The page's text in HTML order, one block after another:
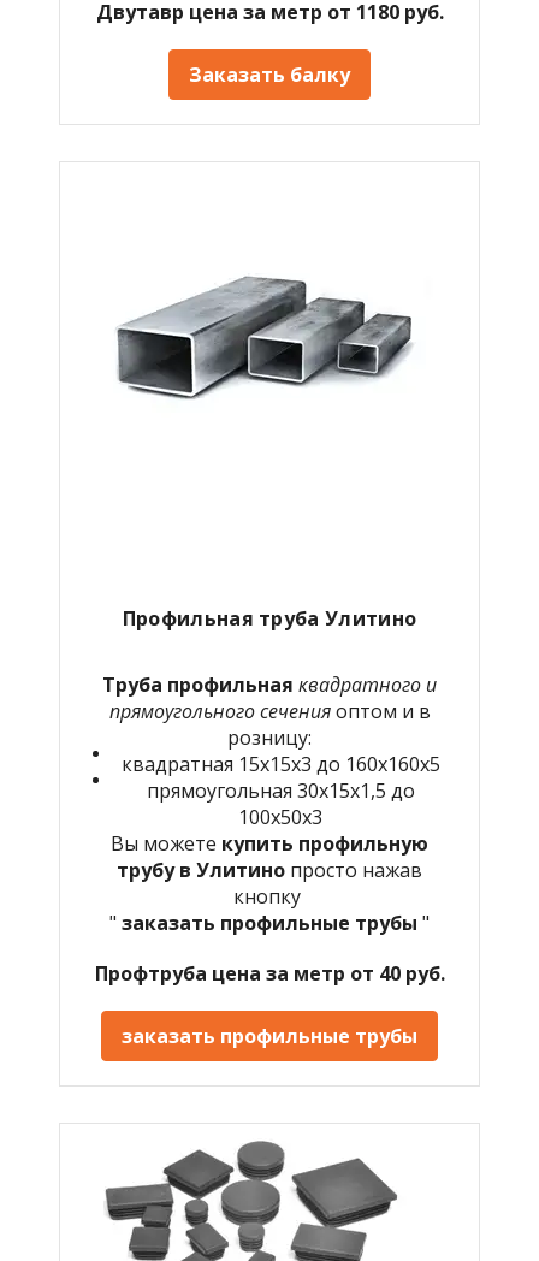
Двутавр цена за метр от 1180 руб.
Заказать балку
Профильная труба Улитино
Труба профильная квадратного и
прямоугольного сеченияоптом и в
розницу:
квадратная 15х15х3 до 160х160х5
прямоугольная 30х15х1,5 до
100х50х3
Вы можете купить профильную
трубу в Улитино просто нажав
кнопку
" заказать профильные трубы "
Профтруба цена за метр от 40 руб.
заказать профильные трубы